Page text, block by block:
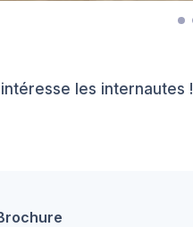
les internautes !